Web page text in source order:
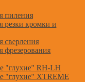
пиления
резки кромки и
сверления
фрезерования
"глухие" RH-LH
"глухие" XTREME